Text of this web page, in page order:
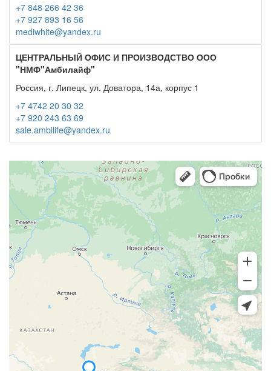
+7 848 266 42 36
+7 927 893 16 56
mediwhite@yandex.ru
ЦЕНТРАЛЬНЫЙ ОФИС И ПРОИЗВОДСТВО ООО
"НМФ"Амбилайф"
Россия, г. Липецк, ул. Доватора, 14а, корпус 1
+7 4742 20 30 32
+7 920 243 63 69
sale.ambilife@yandex.ru
Яндекс Карты
Яндекс Карты — транспорт, навигация, поиск мест